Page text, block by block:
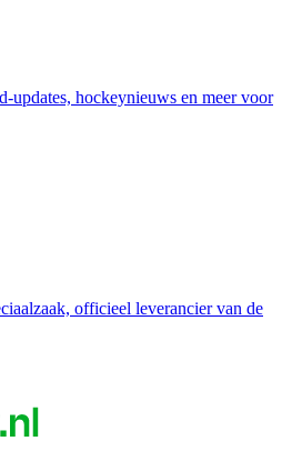
updates, hockeynieuws en meer voor
officieel leverancier van de